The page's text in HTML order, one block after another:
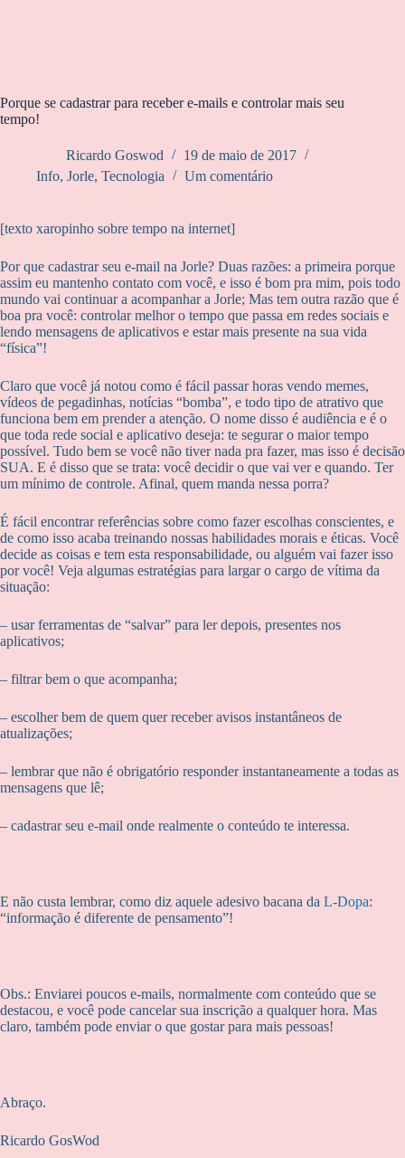
Porque se cadastrar para receber e-mails e controlar mais seu
tempo!
Ricardo Goswod
19 de maio de 2017
Info, Jorle, Tecnologia Um comentário
[texto xaropinho sobre tempo na internet]
Por que cadastrar seu e-mail na Jorle? Duas razões: a primeira porque
assim eu mantenho contato com você, e isso é bom pra mim, pois todo
mundo vai continuar a acompanhar a Jorle; Mas tem outra razão que é
boa pra você: controlar melhor o tempo que passa em redes sociais e
lendo mensagens de aplicativos e estar mais presente na sua vida
“física”!
Claro que você já notou como é fácil passar horas vendo memes,
vídeos de pegadinhas, notícias “bomba”, e todo tipo de atrativo que
funciona bem em prender a atenção. O nome disso é audiência e é o
que toda rede social e aplicativo deseja: te segurar o maior tempo
possível. Tudo bem se você não tiver nada pra fazer, mas isso é decisão
SUA. E é disso que se trata: você decidir o que vai ver e quando. Ter
um mínimo de controle. Afinal, quem manda nessa porra?
É fácil encontrar referências sobre como fazer escolhas conscientes, e
de como isso acaba treinando nossas habilidades morais e éticas. Você
decide as coisas e tem esta responsabilidade, ou alguém vai fazer isso
por você! Veja algumas estratégias para largar o cargo de vítima da
situação:
– usar ferramentas de “salvar” para ler depois, presentes nos
aplicativos;
– filtrar bem o que acompanha;
– escolher bem de quem quer receber avisos instantâneos de
atualizações;
– lembrar que não é obrigatório responder instantaneamente a todas as
mensagens que lê;
– cadastrar seu e-mail onde realmente o conteúdo te interessa.
E não custa lembrar, como diz aquele adesivo bacana da L-Dopa:
“informação é diferente de pensamento”!
Obs.: Enviarei poucos e-mails, normalmente com conteúdo que se
destacou, e você pode cancelar sua inscrição a qualquer hora. Mas
claro, também pode enviar o que gostar para mais pessoas!
Abraço.
Ricardo GosWod